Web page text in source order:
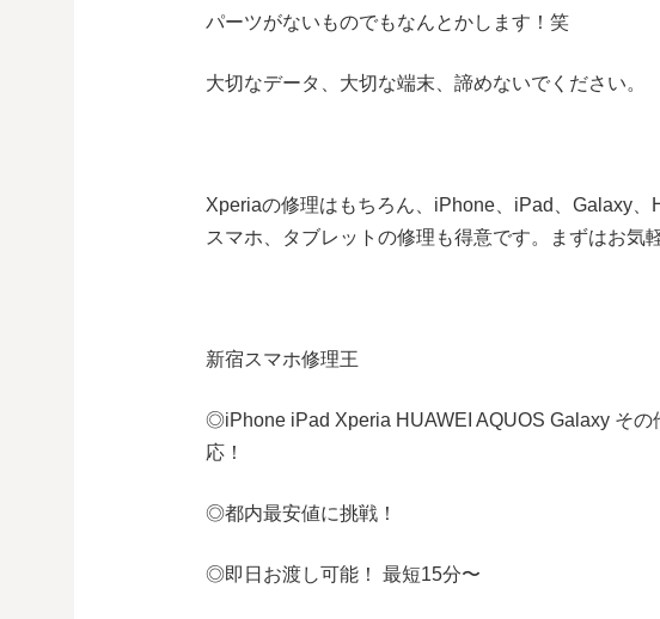
パーツがないものでもなんとかします！笑
大切なデータ、大切な端末、諦めないでください。
Xperiaの修理はもちろん、iPhone、iPad、Galaxy
スマホ、タブレットの修理も得意です。まずはお気
新宿スマホ修理王
◎iPhone iPad Xperia HUAWEI AQUOS Galaxy その
応！
◎都内最安値に挑戦！
◎即日お渡し可能！ 最短15分〜